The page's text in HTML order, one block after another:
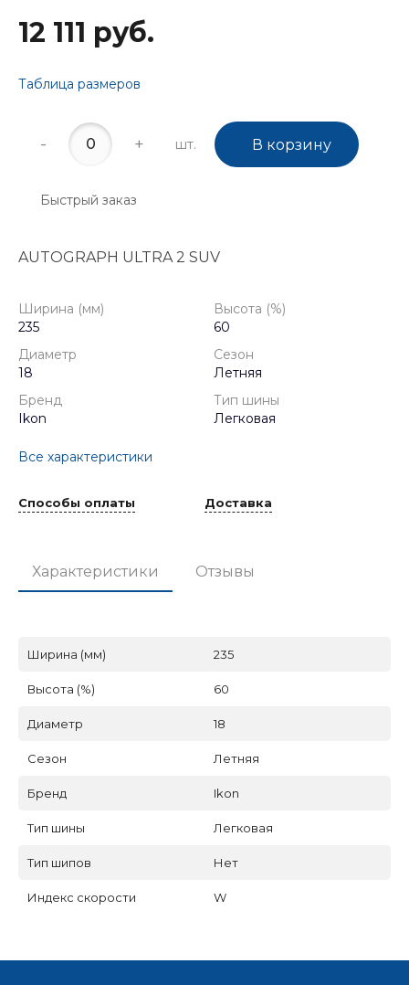
12 111 руб.
Таблица размеров
- + шт. В корзину
Быстрый заказ
AUTOGRAPH ULTRA 2 SUV
Ширина (мм)
235
Высота (%)
60
Диаметр
18
Сезон
Летняя
Бренд
Ikon
Тип шины
Легковая
Все характеристики
Способы оплаты Доставка
Характеристики Отзывы
Ширина (мм) 235
Высота (%) 60
Диаметр 18
Сезон Летняя
Бренд Ikon
Тип шины Легковая
Тип шипов Нет
Индекс скорости W